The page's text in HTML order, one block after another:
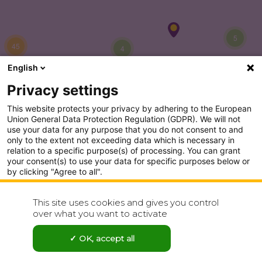
4
8
20
45
3
3
16
55
5
This site uses cookies and gives you control
over what you want to activate
OK, accept all
English
Privacy settings
This website protects your privacy by adhering to the European
Union General Data Protection Regulation (GDPR). We will not
use your data for any purpose that you do not consent to and
only to the extent not exceeding data which is necessary in
relation to a specific purpose(s) of processing. You can grant
your consent(s) to use your data for specific purposes below or
by clicking "Agree to all".
Show detailed settings
Visit our Privacy Policy page for more